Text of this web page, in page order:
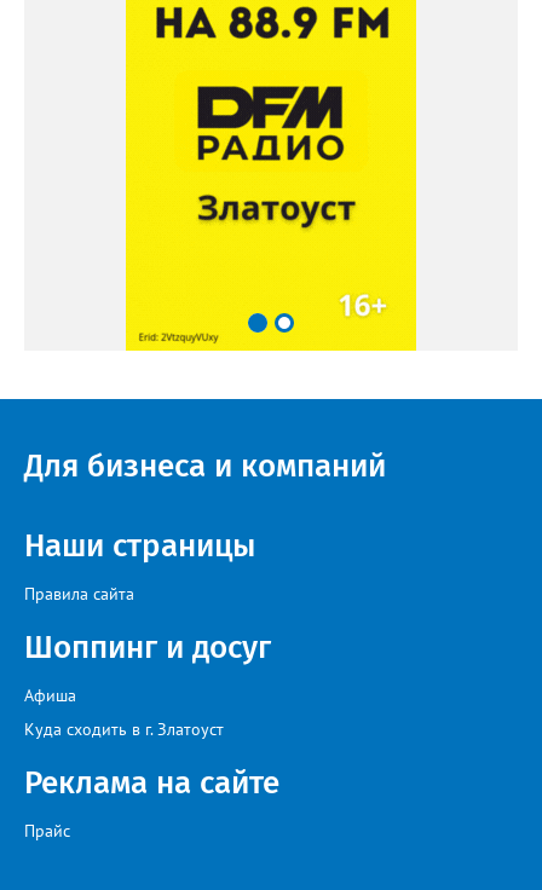
Для бизнеса и компаний
Наши страницы
Правила сайта
Шоппинг и досуг
Афиша
Куда сходить в г. Златоуст
Реклама на сайте
Прайс